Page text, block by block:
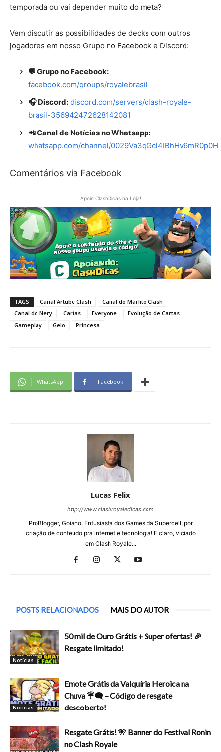
temporada ou vai depender muito do meta?
Vem discutir as possibilidades de decks com outros
jogadores em nosso Grupo no Facebook e Discord:
💬 Grupo no Facebook:
facebook.com/groups/royalebrasil
🎧 Discord: discord.com/servers/clash-royale-
brasil-356942472628142081
📲 Canal de Notícias no Whatsapp:
whatsapp.com/channel/0029Va3qGcl4IBhHv6mR0p0H
Comentários via Facebook
Apoie ClashDicas na Loja!
TAGS Canal Artube Clash
Canal do Marlito Clash
Canal do Nery
Cartas Everyone
Evolução de Cartas
Gameplay
Gelo Princesa
WhatsApp Facebook
Lucas Felix
http://www.clashroyaledicas.com
ProBlogger, Goiano, Entusiasta dos Games da Supercell, por
criação de conteúdo pra internet e tecnologia! E claro, viciado
em Clash Royale...
POSTS RELACIONADOS MAIS DO AUTOR
Notícias
50 mil de Ouro Grátis + Super ofertas! 🎉
Resgate limitado!
Notícias
Emote Grátis da Valquíria Heroica na
Chuva ☔🗨️ – Código de resgate
descoberto!
Resgate Grátis! 🎌 Banner do Festival Ronin
no Clash Royale